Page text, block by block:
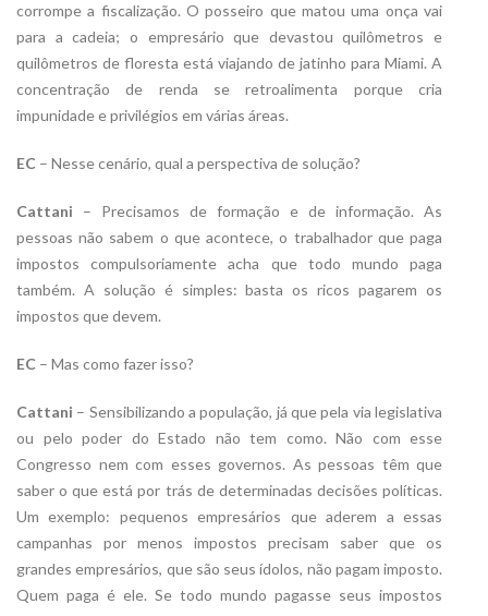
corrompe a fiscalização. O posseiro que matou uma onça vai
para a cadeia; o empresário que devastou quilômetros e
quilômetros de floresta está viajando de jatinho para Miami. A
concentração de renda se retroalimenta porque cria
impunidade e privilégios em várias áreas.
EC – Nesse cenário, qual a perspectiva de solução?
Cattani – Precisamos de formação e de informação. As
pessoas não sabem o que acontece, o trabalhador que paga
impostos compulsoriamente acha que todo mundo paga
também. A solução é simples: basta os ricos pagarem os
impostos que devem.
EC – Mas como fazer isso?
Cattani – Sensibilizando a população, já que pela via legislativa
ou pelo poder do Estado não tem como. Não com esse
Congresso nem com esses governos. As pessoas têm que
saber o que está por trás de determinadas decisões políticas.
Um exemplo: pequenos empresários que aderem a essas
campanhas por menos impostos precisam saber que os
grandes empresários, que são seus ídolos, não pagam imposto.
Quem paga é ele. Se todo mundo pagasse seus impostos